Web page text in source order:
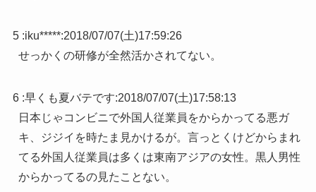
5 :iku*****:2018/07/07(土)17:59:26
せっかくの研修が全然活かされてない。
6 :早くも夏バテです:2018/07/07(土)17:58:13
日本じゃコンビニで外国人従業員をからかってる悪ガ
キ、ジジイを時たま見かけるが。言っとくけどからまれ
てる外国人従業員は多くは東南アジアの女性。黒人男性
からかってるの見たことない。